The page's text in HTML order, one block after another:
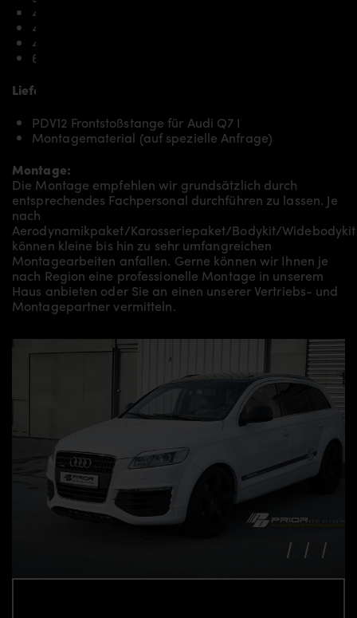
4.2 TDi BTR
4.2 FSI
4.2 TDi BTR
6.0 TDI CCGA
Lieferumfang, Ausführung:
PDV12 Frontstoßstange für Audi Q7 I
Montagematerial (auf spezielle Anfrage)
Montage:
Die Montage empfehlen wir grundsätzlich durch
entsprechendes Fachpersonal durchführen zu lassen. Je
nach
Aerodynamikpaket/Karosseriepaket/Bodykit/Widebodykit
können kleine bis hin zu sehr umfangreichen
Montagearbeiten anfallen. Gerne können wir Ihnen je
nach Region eine professionelle Montage in unserem
Haus anbieten oder Sie an einen unserer Vertriebs- und
Montagepartner vermitteln.